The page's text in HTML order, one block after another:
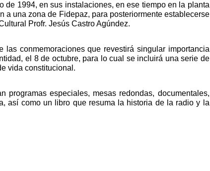
de 1994, en sus instalaciones, en ese tiempo en la planta
a una zona de Fidepaz, para posteriormente establecerse
Profr. Jesús Castro Agúndez.
conmemoraciones que revestirá singular importancia
el 8 de octubre, para lo cual se incluirá una serie de
vida constitucional.
programas especiales, mesas redondas, documentales,
así como un libro que resuma la historia de la radio y la